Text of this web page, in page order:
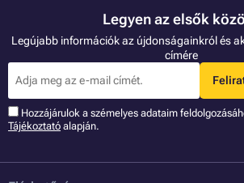
Legyen az elsők
Legújabb információk az újdonságainkról és
címére
Hozzájárulok a szémelyes adataim
Tájékoztató alapján.